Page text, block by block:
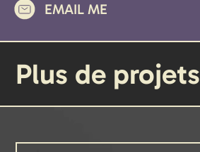
EMAIL ME
Plus de projets